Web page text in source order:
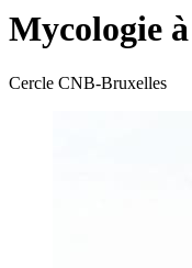
Mycologie
Cercle CNB-Bruxelles